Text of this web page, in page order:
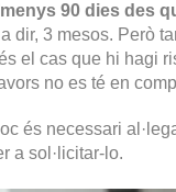
90 dies des
dir, 3 mesos. Però
el cas que hi hagi
no es té en
és necessari
a sol·licitar-lo.